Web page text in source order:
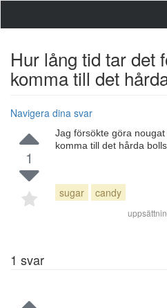
Hur lång tid tar det
komma till det
Navigera dina svar
1
Jag försökte göra
komma till det hårda
sugar candy
1 svar